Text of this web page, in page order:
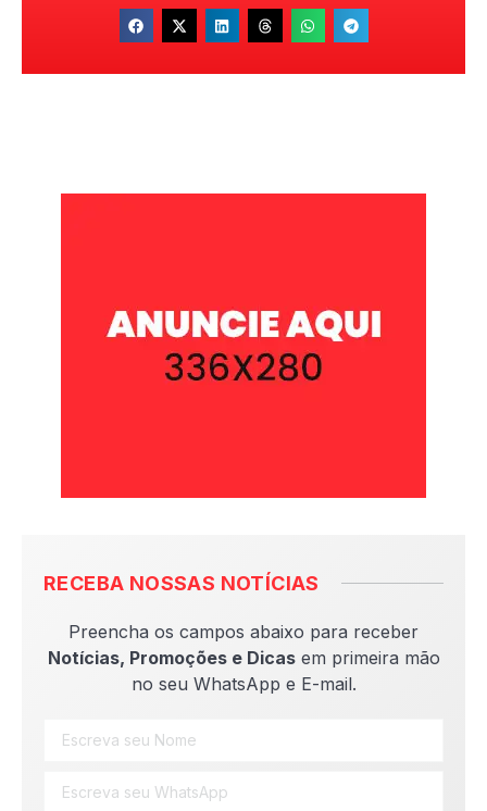
RECEBA NOSSAS NOTÍCIAS
Preencha os campos abaixo para receber
Notícias, Promoções e Dicasem primeira mão
no seu WhatsApp e E-mail.